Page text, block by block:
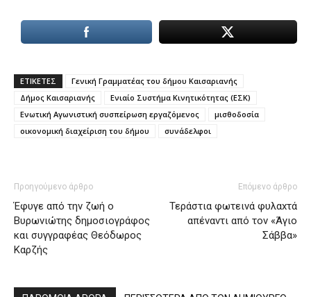
ΕΤΙΚΕΤΕΣ
Γενική Γραμματέας του δήμου Καισαριανής
Δήμος Καισαριανής
Ενιαίο Συστήμα Κινητικότητας (ΕΣΚ)
Ενωτική Αγωνιστική συσπείρωση εργαζόμενος
μισθοδοσία
οικονομική διαχείριση του δήμου
συνάδελφοι
Προηγούμενο άρθρο
Έφυγε από την ζωή ο
Βυρωνιώτης δημοσιογράφος
και συγγραφέας Θεόδωρος
Καρζής
Επόμενο άρθρο
Τεράστια φωτεινά φυλαxτά
απέναντι από τον «Άγιο
Σάββα»